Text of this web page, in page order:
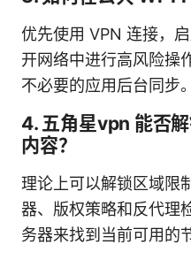
优先使用 VPN 连接，
开网络中进行高风险操
不必要的应用后台同步。
4. 五角星vpn 能否
内容？
理论上可以解锁区域限
器、版权策略和反代理
务器来找到当前可用的